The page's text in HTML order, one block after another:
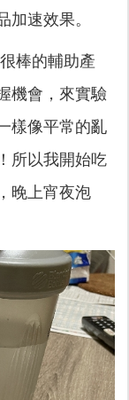
加速效果。
棒的輔助產
機會，來實驗
樣像平常的亂
所以我開始吃
晚上宵夜泡